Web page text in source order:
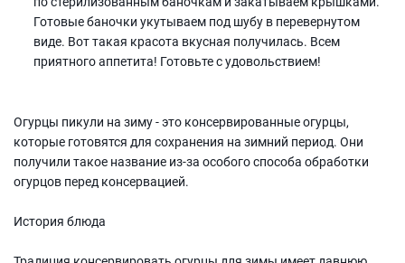
Готовые баночки укутываем под шубу в перевернутом
виде. Вот такая красота вкусная получилась. Всем
приятного аппетита! Готовьте с удовольствием!
Огурцы пикули на зиму - это консервированные огурцы,
которые готовятся для сохранения на зимний период. Они
получили такое название из-за особого способа обработки
огурцов перед консервацией.
История блюда